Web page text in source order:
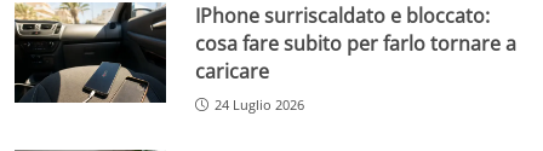
IPhone surriscaldato e bloccato:
cosa fare subito per farlo tornare a
caricare
24 Luglio 2026